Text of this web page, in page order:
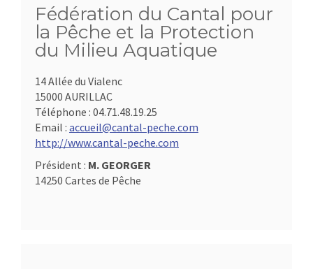
Fédération du Cantal pour
la Pêche et la Protection
du Milieu Aquatique
14 Allée du Vialenc
15000 AURILLAC
Téléphone : 04.71.48.19.25
Email : accueil@cantal-peche.com
http://www.cantal-peche.com
Président : M. GEORGER
14250 Cartes de Pêche